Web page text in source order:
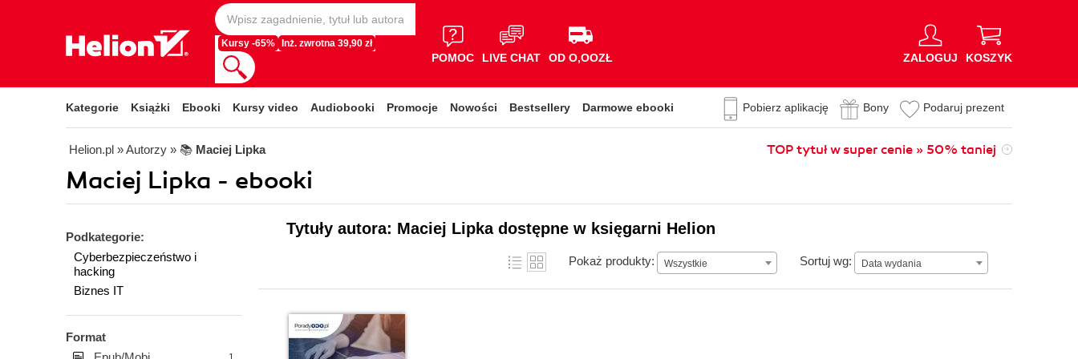
Kursy -65% Inż. zwrotna 39,90 zł
POMOC LIVE CHAT OD O,OOZŁ ZALOGUJ KOSZYK
Kategorie Książki Ebooki Kursy video Audiobooki Promocje Nowości Bestsellery Darmowe ebooki Pobierz aplikację Bony Podaruj prezent
Helion.pl » Autorzy » 📚 Maciej Lipka TOP tytuł w super cenie » 50% taniej
Maciej Lipka - ebooki
Podkategorie:
Cyberbezpieczeństwo i
hacking
Biznes IT
Format
Tytuły autora: Maciej Lipka dostępne w księgarni Helion
Pokaż produkty: Wszystkie Sortuj wg: Data wydania
Data wydania